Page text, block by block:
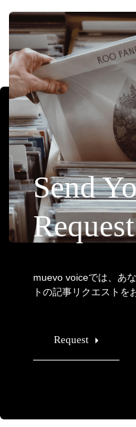
Send
Request
muevo voiceでは、あ
トの記事リクエストを
Request